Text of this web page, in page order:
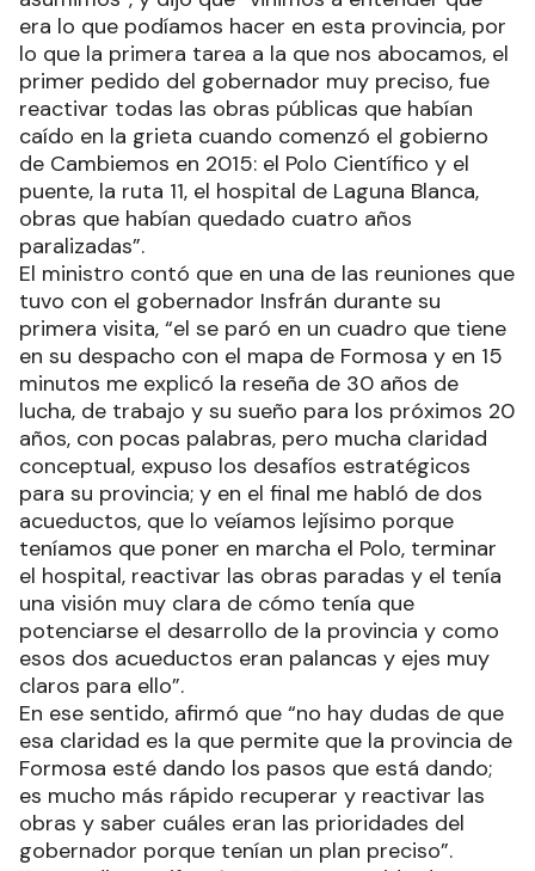
era lo que podíamos hacer en esta provincia, por
lo que la primera tarea a la que nos abocamos, el
primer pedido del gobernador muy preciso, fue
reactivar todas las obras públicas que habían
caído en la grieta cuando comenzó el gobierno
de Cambiemos en 2015: el Polo Científico y el
puente, la ruta 11, el hospital de Laguna Blanca,
obras que habían quedado cuatro años
paralizadas”.
El ministro contó que en una de las reuniones que
tuvo con el gobernador Insfrán durante su
primera visita, “el se paró en un cuadro que tiene
en su despacho con el mapa de Formosa y en 15
minutos me explicó la reseña de 30 años de
lucha, de trabajo y su sueño para los próximos 20
años, con pocas palabras, pero mucha claridad
conceptual, expuso los desafíos estratégicos
para su provincia; y en el final me habló de dos
acueductos, que lo veíamos lejísimo porque
teníamos que poner en marcha el Polo, terminar
el hospital, reactivar las obras paradas y el tenía
una visión muy clara de cómo tenía que
potenciarse el desarrollo de la provincia y como
esos dos acueductos eran palancas y ejes muy
claros para ello”.
En ese sentido, afirmó que “no hay dudas de que
esa claridad es la que permite que la provincia de
Formosa esté dando los pasos que está dando;
es mucho más rápido recuperar y reactivar las
obras y saber cuáles eran las prioridades del
gobernador porque tenían un plan preciso”.